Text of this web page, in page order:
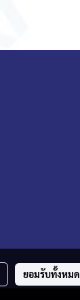
ยอมรับทั้งหมด